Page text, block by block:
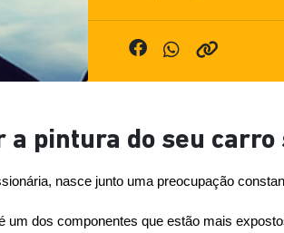
a pintura do seu
nasce junto uma preocupação
dos componentes que estão mais